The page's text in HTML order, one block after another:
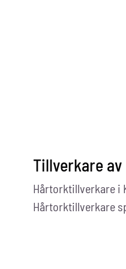
Tillverkare
Hårtorktillverkare i
Hårtorktillverkare